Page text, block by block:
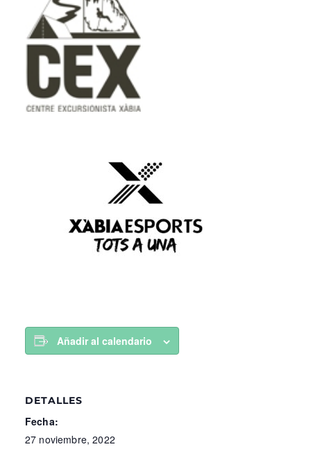
Añadir al calendario
DETALLES
Fecha:
27 noviembre, 2022